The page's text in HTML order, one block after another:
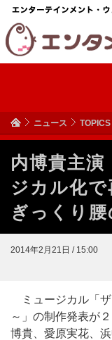
ニュース TOPICS
内博貴主
ジカル化
ぎっくり
2014年2月21日 / 15:00
ミュージカル「ザ
～」の制作発表が
博貴、愛原実花、